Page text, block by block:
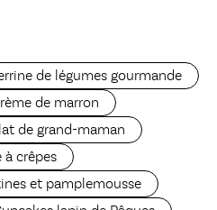
de légumes gourmande
de marron
de grand-maman
à crêpes
et pamplemousse